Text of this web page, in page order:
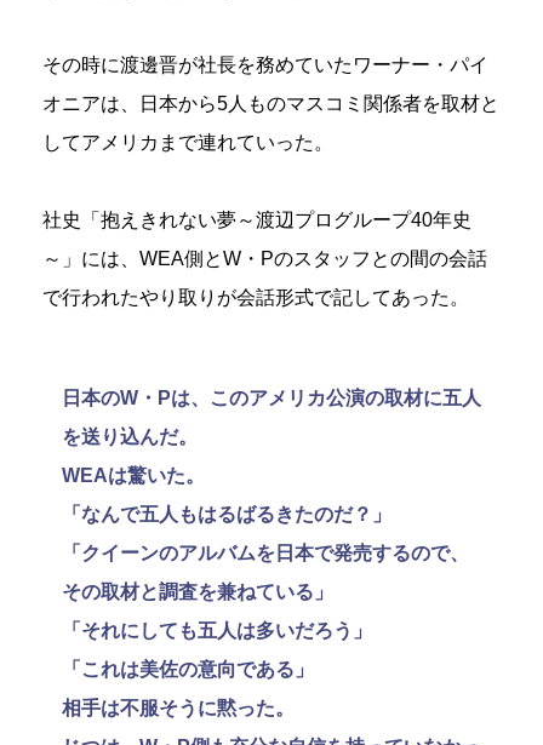
その時に渡邊晋が社長を務めていたワーナー・パイ
オニアは、日本から5人ものマスコミ関係者を取材と
してアメリカまで連れていった。
社史「抱えきれない夢～渡辺プログループ40年史
～」には、WEA側とW・Pのスタッフとの間の会話
で行われたやり取りが会話形式で記してあった。
日本のW・Pは、このアメリカ公演の取材に五人
を送り込んだ。
WEAは驚いた。
「なんで五人もはるばるきたのだ？」
「クイーンのアルバムを日本で発売するので、
その取材と調査を兼ねている」
「それにしても五人は多いだろう」
「これは美佐の意向である」
相手は不服そうに黙った。